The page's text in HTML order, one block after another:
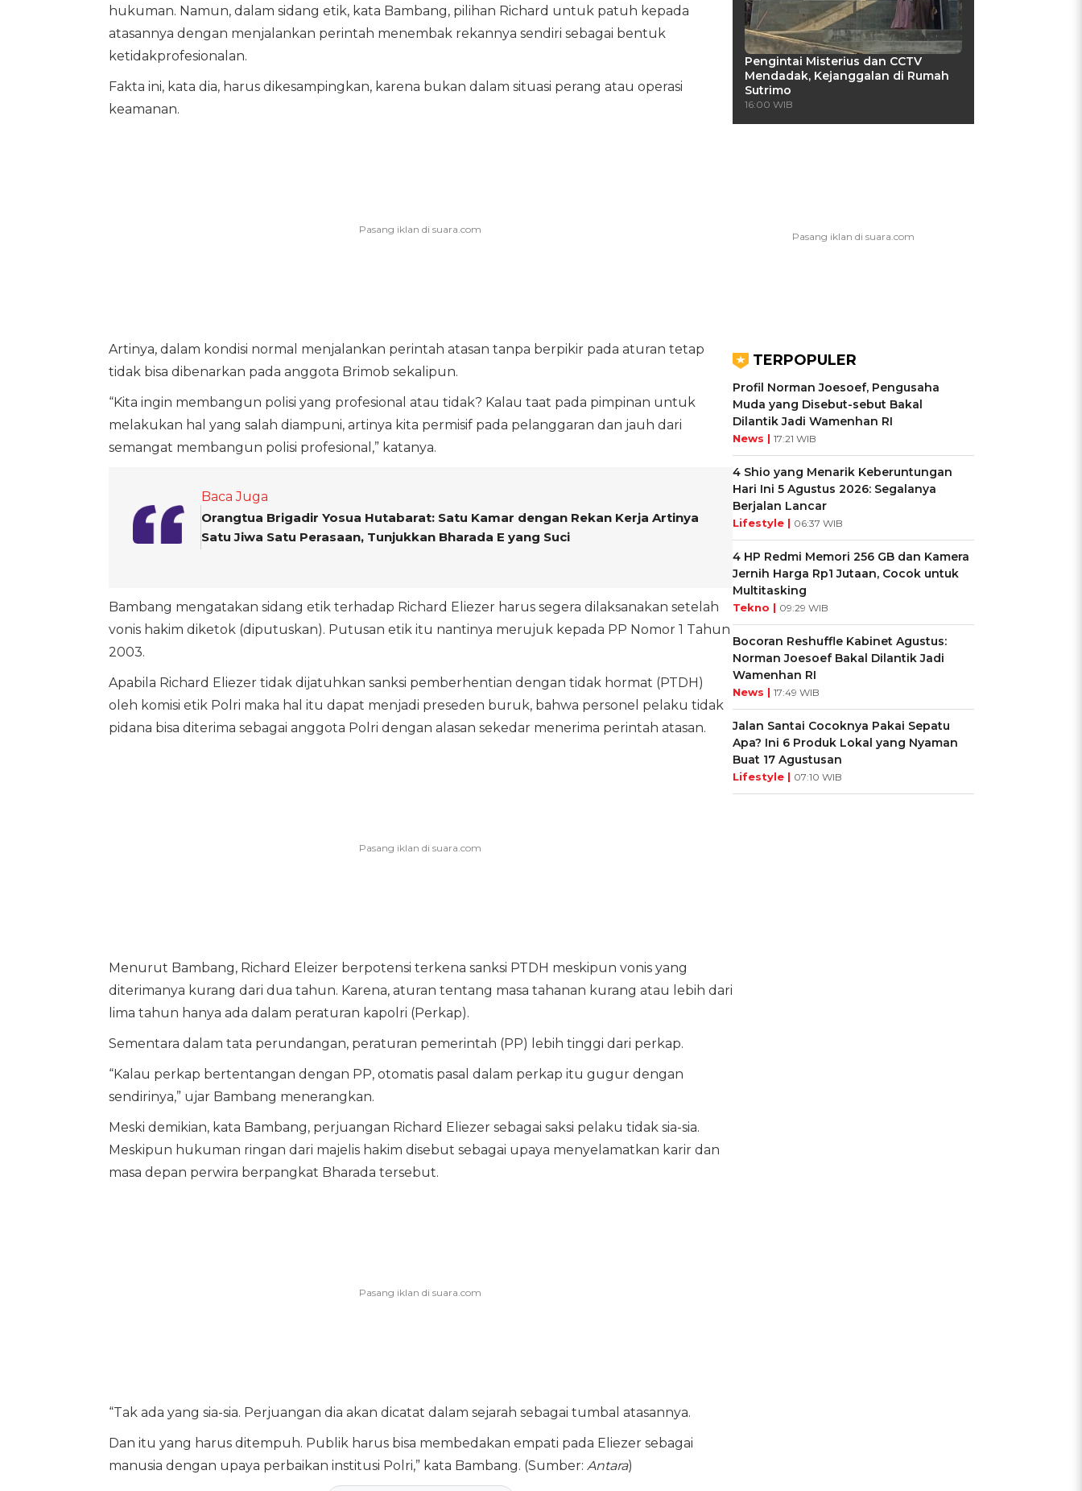
hukuman. Namun, dalam sidang etik, kata Bambang, pilihan Richard untuk patuh kepada
atasannya dengan menjalankan perintah menembak rekannya sendiri sebagai bentuk
ketidakprofesionalan.
Fakta ini, kata dia, harus dikesampingkan, karena bukan dalam situasi perang atau operasi
keamanan.
Artinya, dalam kondisi normal menjalankan perintah atasan tanpa berpikir pada aturan tetap
tidak bisa dibenarkan pada anggota Brimob sekalipun.
“Kita ingin membangun polisi yang profesional atau tidak? Kalau taat pada pimpinan untuk
melakukan hal yang salah diampuni, artinya kita permisif pada pelanggaran dan jauh dari
semangat membangun polisi profesional,” katanya.
Baca Juga
Orangtua Brigadir Yosua Hutabarat: Satu Kamar dengan Rekan Kerja Artinya
Satu Jiwa Satu Perasaan, Tunjukkan Bharada E yang Suci
Bambang mengatakan sidang etik terhadap Richard Eliezer harus segera dilaksanakan setelah
vonis hakim diketok (diputuskan). Putusan etik itu nantinya merujuk kepada PP Nomor 1 Tahun
2003.
Apabila Richard Eliezer tidak dijatuhkan sanksi pemberhentian dengan tidak hormat (PTDH)
oleh komisi etik Polri maka hal itu dapat menjadi preseden buruk, bahwa personel pelaku tidak
pidana bisa diterima sebagai anggota Polri dengan alasan sekedar menerima perintah atasan.
Menurut Bambang, Richard Eleizer berpotensi terkena sanksi PTDH meskipun vonis yang
diterimanya kurang dari dua tahun. Karena, aturan tentang masa tahanan kurang atau lebih dari
lima tahun hanya ada dalam peraturan kapolri (Perkap).
Sementara dalam tata perundangan, peraturan pemerintah (PP) lebih tinggi dari perkap.
“Kalau perkap bertentangan dengan PP, otomatis pasal dalam perkap itu gugur dengan
sendirinya,” ujar Bambang menerangkan.
Meski demikian, kata Bambang, perjuangan Richard Eliezer sebagai saksi pelaku tidak sia-sia.
Meskipun hukuman ringan dari majelis hakim disebut sebagai upaya menyelamatkan karir dan
masa depan perwira berpangkat Bharada tersebut.
“Tak ada yang sia-sia. Perjuangan dia akan dicatat dalam sejarah sebagai tumbal atasannya.
Dan itu yang harus ditempuh. Publik harus bisa membedakan empati pada Eliezer sebagai
manusia dengan upaya perbaikan institusi Polri,” kata Bambang. (Sumber: Antara)
Pengintai Misterius dan CCTV
Mendadak, Kejanggalan di Rumah
Sutrimo
16:00 WIB
TERPOPULER
Profil Norman Joesoef, Pengusaha
Muda yang Disebut-sebut Bakal
Dilantik Jadi Wamenhan RI
News | 17:21 WIB
4 Shio yang Menarik Keberuntungan
Hari Ini 5 Agustus 2026: Segalanya
Berjalan Lancar
Lifestyle | 06:37 WIB
4 HP Redmi Memori 256 GB dan Kamera
Jernih Harga Rp1 Jutaan, Cocok untuk
Multitasking
Tekno | 09:29 WIB
Bocoran Reshuffle Kabinet Agustus:
Norman Joesoef Bakal Dilantik Jadi
Wamenhan RI
News | 17:49 WIB
Jalan Santai Cocoknya Pakai Sepatu
Apa? Ini 6 Produk Lokal yang Nyaman
Buat 17 Agustusan
Lifestyle | 07:10 WIB